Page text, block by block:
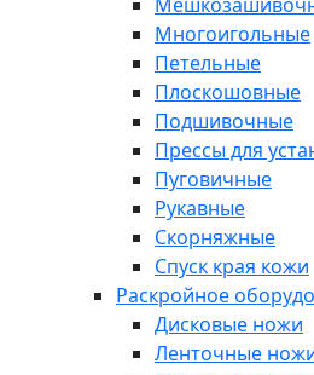
Многоигольные
Петельные
Плоскошовные
Подшивочные
Прессы для
Пуговичные
Рукавные
Скорняжные
Спуск края кожи
Раскройное
Дисковые ножи
Ленточные